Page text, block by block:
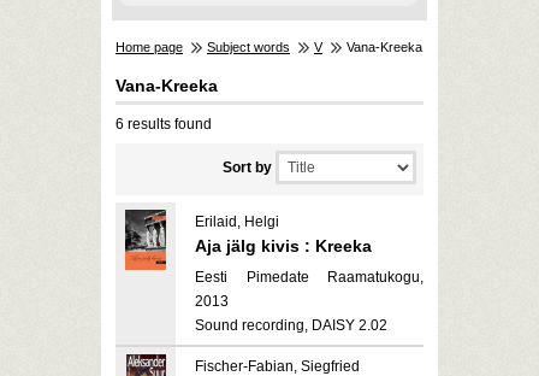
Home page Subject words V Vana-Kreeka
Vana-Kreeka
6 results found
Sort by
Erilaid, Helgi
Aja jälg kivis : Kreeka
Eesti Pimedate Raamatukogu,
2013
Sound recording, DAISY 2.02
Fischer-Fabian, Siegfried